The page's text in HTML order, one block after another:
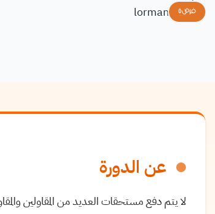
lorman
عن الدورة
لا يتم دفع مستحقات العديد من المقاولين